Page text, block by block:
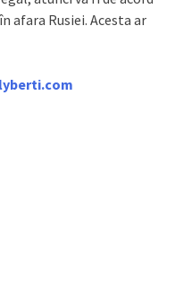
afara Rusiei. Acesta ar